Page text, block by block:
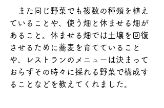
また同じ野菜でも複数の種類を植え
ていることや、使う畑と休ませる畑が
あること。休ませる畑では土壌を回復
させるために蕎麦を育てていること
や、レストランのメニューは決まって
おらずその時々に採れる野菜で構成す
ることなどを教えてくれました。